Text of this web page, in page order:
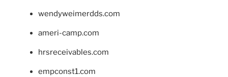
wendyweimerdds.com
ameri-camp.com
hrsreceivables.com
empconst1.com